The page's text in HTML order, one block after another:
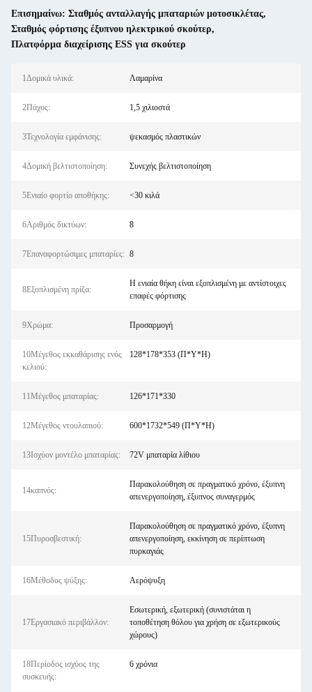
Επισημαίνω: Σταθμός ανταλλαγής μπαταριών μοτοσικλέτας,
Σταθμός φόρτισης έξυπνου ηλεκτρικού σκούτερ,
Πλατφόρμα διαχείρισης ESS για σκούτερ
1Δομικά υλικά: Λαμαρίνα
2Πάχος: 1,5 χιλιοστά
3Τεχνολογία εμφάνισης: ψεκασμός πλαστικών
4Δομική βελτιστοποίηση: Συνεχής βελτιστοποίηση
5Ενιαίο φορτίο αποθήκης: <30 κιλά
6Αριθμός δικτύων: 8
7Επαναφορτώσιμες μπαταρίες: 8
8Εξοπλισμένη πρίζα:
Η ενιαία θήκη είναι εξοπλισμένη με αντίστοιχες
επαφές φόρτισης
9Χρώμα: Προσαρμογή
10Μέγεθος εκκαθάρισης ενός
κελιού:
128*178*353 (Π*Υ*Η)
11Μέγεθος μπαταρίας: 126*171*330
12Μέγεθος ντουλαπιού: 600*1732*549 (Π*Υ*Η)
13Ισχύον μοντέλο μπαταρίας: 72V μπαταρία λίθιου
14καπνός:
Παρακολούθηση σε πραγματικό χρόνο, έξυπνη
απενεργοποίηση, έξυπνος συναγερμός
15Πυροσβεστική:
Παρακολούθηση σε πραγματικό χρόνο, έξυπνη
απενεργοποίηση, εκκίνηση σε περίπτωση
πυρκαγιάς
16Μέθοδος ψύξης: Αερόψυξη
17Εργασιακό περιβάλλον:
Εσωτερική, εξωτερική (συνιστάται η
τοποθέτηση θόλου για χρήση σε εξωτερικούς
χώρους)
18Περίοδος ισχύος της
συσκευής:
6 χρόνια